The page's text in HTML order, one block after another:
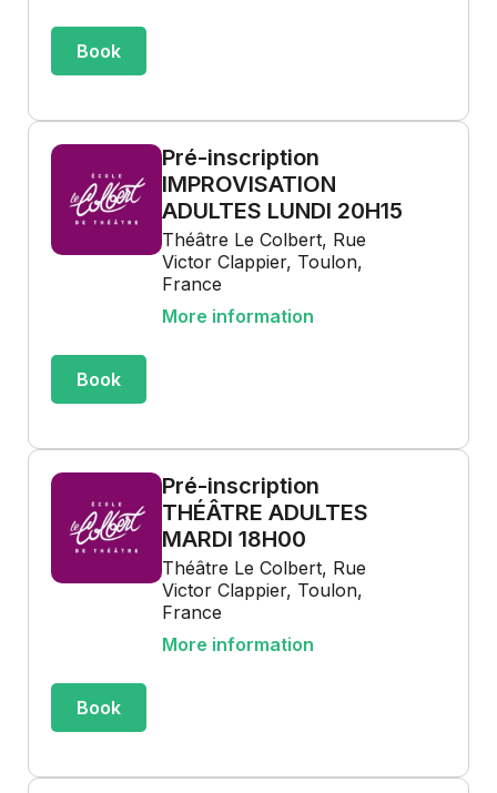
Book
Pré-inscription
IMPROVISATION
ADULTES LUNDI 20H15
Théâtre Le Colbert, Rue
Victor Clappier, Toulon,
France
More information
Book
Pré-inscription
THÉÂTRE ADULTES
MARDI 18H00
Théâtre Le Colbert, Rue
Victor Clappier, Toulon,
France
More information
Book